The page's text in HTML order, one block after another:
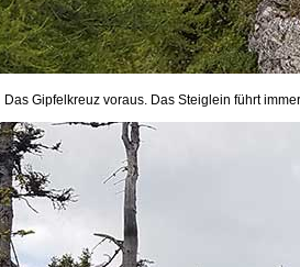
Das Gipfelkreuz voraus. Das Steiglein führt